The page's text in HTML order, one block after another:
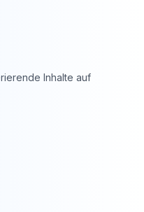
Inhalte auf